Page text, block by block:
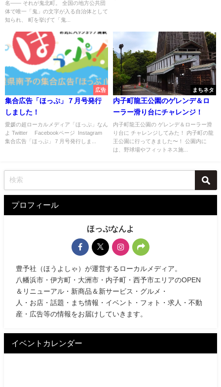
名―― それが鬼北町。 全国の地方公共団
体で唯一「鬼」の文字が入る自治体として
知られ、 町を挙げて「鬼...
広告
集合広告「ほっぷ」７月号発行
しました！
愛媛の超ローカルメディア「ほっぷ」なん
よ Twitter Facebookページ Instagram
集合広告「ほっぷ」７月号発行しま...
まちネタ
内子町龍王公園のゲレンデ＆ロ
ーラー滑り台にチャレンジ！
内子町龍王公園の ゲレンデ＆ローラー滑
り台に チャレンジしてみた！ 内子町の龍
王公園に行ってきました〜！ 公園内に
は、野球場やフィットネス施...
プロフィール
ほっぷなんよ
豊予社（ほうよしゃ）が運営するローカルメディア。
八幡浜市・伊方町・大洲市・内子町・西予市エリアのOPEN
＆リニューアル・新商品＆新サービス・グルメ・
人・お店・話題・まち情報・イベント・フォト・求人・不動
産・広告等の情報をお届けしていきます。
イベントカレンダー